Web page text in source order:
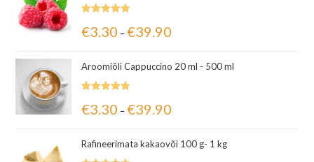
5.00/ 5
€3.30 – €39.90
Aroomiõli Cappuccino 20 ml - 500 ml
5.00/ 5
€3.30 – €39.90
Rafineerimata kakaovõi 100 g- 1 kg